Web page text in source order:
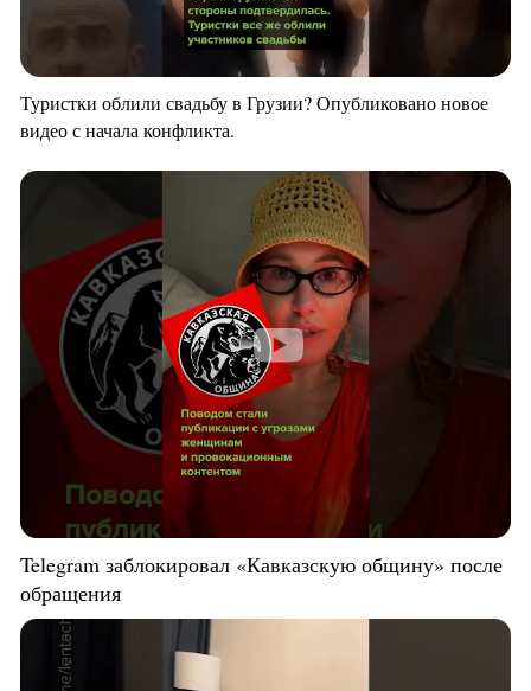
Туристки облили свадьбу в Грузии? Опубликовано новое
видео с начала конфликта.
Telegram заблокировал «Кавказскую общину» после
обращения